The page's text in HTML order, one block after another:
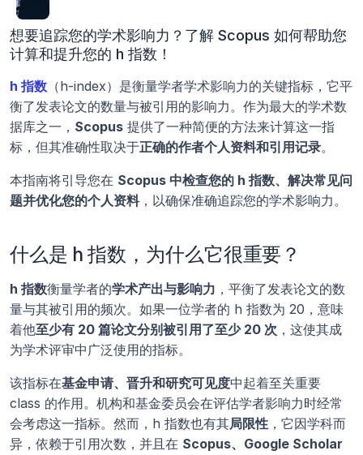
想要追踪您的学术影响力？了解 Scopus 如何帮助您
计算和提升您的 h 指数！
h 指数 （h-index）是衡量学者学术影响力的关键指标，它平
衡了发表论文的数量与被引用的影响力。作为最大的学术数
据库之一， Scopus 提供了一种简便的方法来计算这一指
标，但其准确性取决于正确的作者个人资料和引用记录。
本指南将引导您在 Scopus 中检查您的 h 指数、解决常见问
题并优化您的个人资料，以确保准确追踪您的学术影响力。
什么是 h 指数，为什么它很重要？
h 指数衡量学者的学术产出与影响力 ，平衡了发表论文的数
量与其被引用的频次。如果一位学者的 h 指数为 20，意味
着他至少有 20 篇论文分别被引用了至少 20 次 ，这使其成
为学术评审中广泛使用的指标。
该指标在基金申请、晋升和研究可见度中起着至关重要
class 的作用。机构和基金委员会在评估学者影响力时经常
会考虑这一指标。然而，h 指数也有其局限性 ，它因学科而
异，依赖于引用次数，并且在 Scopus、Google Scholar